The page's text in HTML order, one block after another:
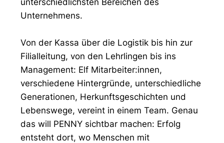
unterschiedlichsten Bereichen des
Unternehmens.
Von der Kassa über die Logistik bis hin zur
Filialleitung, von den Lehrlingen bis ins
Management: Elf Mitarbeiter:innen,
verschiedene Hintergründe, unterschiedliche
Generationen, Herkunftsgeschichten und
Lebenswege, vereint in einem Team. Genau
das will PENNY sichtbar machen: Erfolg
entsteht dort, wo Menschen mit